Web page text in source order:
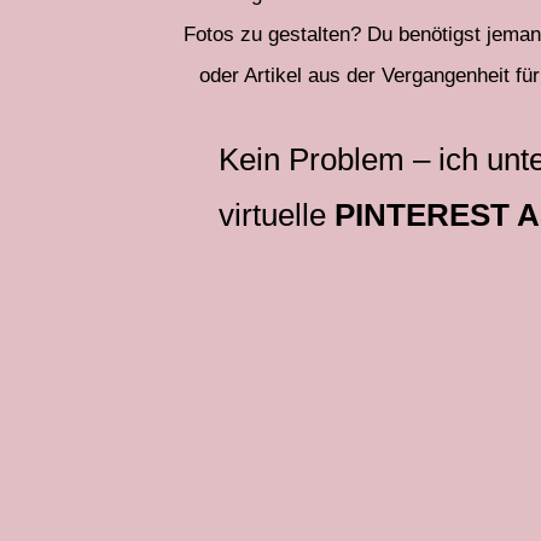
Fotos zu gestalten? Du benötigst
oder Artikel aus der Vergangenheit
Kein Problem – ich
virtuelle PINTEREST